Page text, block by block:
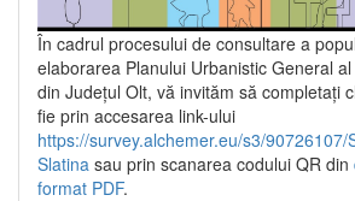
În cadrul procesului de consultare a
elaborarea Planului Urbanistic General
din Județul Olt, vă invităm să completați
fie prin accesarea link-ului
https://survey.alchemer.eu/s3/90726107/
Slatina sau prin scanarea codului QR din
format PDF.